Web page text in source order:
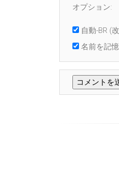
オプション:
自動-BR (
名前を記憶